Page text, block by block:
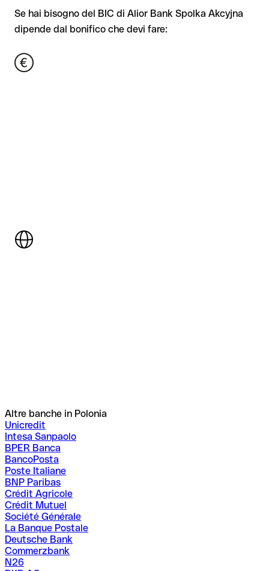
Se hai bisogno del BIC di Alior Bank Spolka Akcyjna
dipende dal bonifico che devi fare:
Altre banche in Polonia
Unicredit
Intesa Sanpaolo
BPER Banca
BancoPosta
Poste Italiane
BNP Paribas
Crédit Agricole
Crédit Mutuel
Société Générale
La Banque Postale
Deutsche Bank
Commerzbank
N26